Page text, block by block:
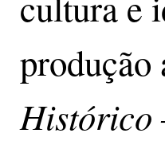
Histórico